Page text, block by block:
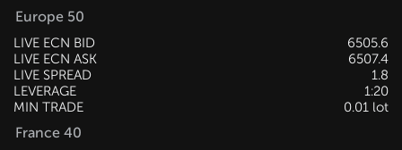
Europe 50
LIVE ECN BID
6505.6
LIVE ECN ASK
6507.4
LIVE SPREAD
1.8
LEVERAGE
1:20
MIN TRADE
0.01 lot
France 40